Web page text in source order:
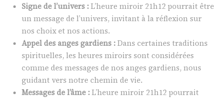
Signe de l’univers :L’heure miroir 21h12 pourrait être
un message de l’univers, invitant à la réflexion sur
nos choix et nos actions.
Appel des anges gardiens :Dans certaines traditions
spirituelles, les heures miroirs sont considérées
comme des messages de nos anges gardiens, nous
guidant vers notre chemin de vie.
Messages de l’âme :L’heure miroir 21h12 pourrait